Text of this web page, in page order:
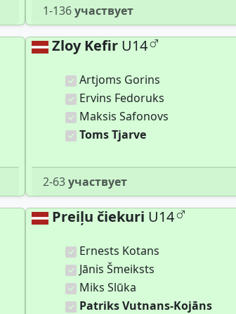
1-136участвует
Zloy KefirU14
Artjoms Gorins
Ervins Fedoruks
Maksis Safonovs
Toms Tjarve
2-63участвует
Preiļu čiekuri U14
Ernests Kotans
Jānis Šmeiksts
Miks Slūka
Patriks Vutnans-Kojāns